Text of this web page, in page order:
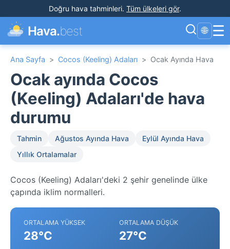
Doğru hava tahminleri. Tüm ülkeleri gör.
Hava.best 🌐 ☰
Ana Sayfa > Cocos (Keeling) Adaları > Ocak Ayında Hava
Ocak ayında Cocos
(Keeling) Adaları'de hava
durumu
Tahmin Ağustos Ayında Hava
Eylül Ayında Hava
Yıllık Ortalamalar
Cocos (Keeling) Adaları'deki 2 şehir genelinde ülke
çapında iklim normalleri.
ORTALAMA YÜKSEK
28°C
ORTALAMA DÜŞÜK
27°C